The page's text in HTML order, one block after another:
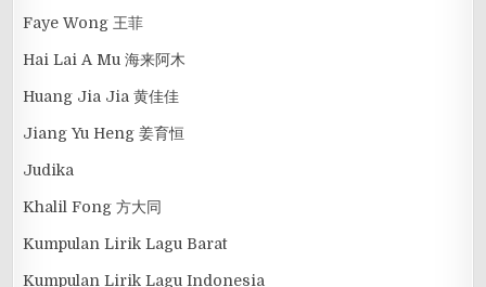
Faye Wong 王菲
Hai Lai A Mu 海来阿木
Huang Jia Jia 黄佳佳
Jiang Yu Heng 姜育恒
Judika
Khalil Fong 方大同
Kumpulan Lirik Lagu Barat
Kumpulan Lirik Lagu Indonesia